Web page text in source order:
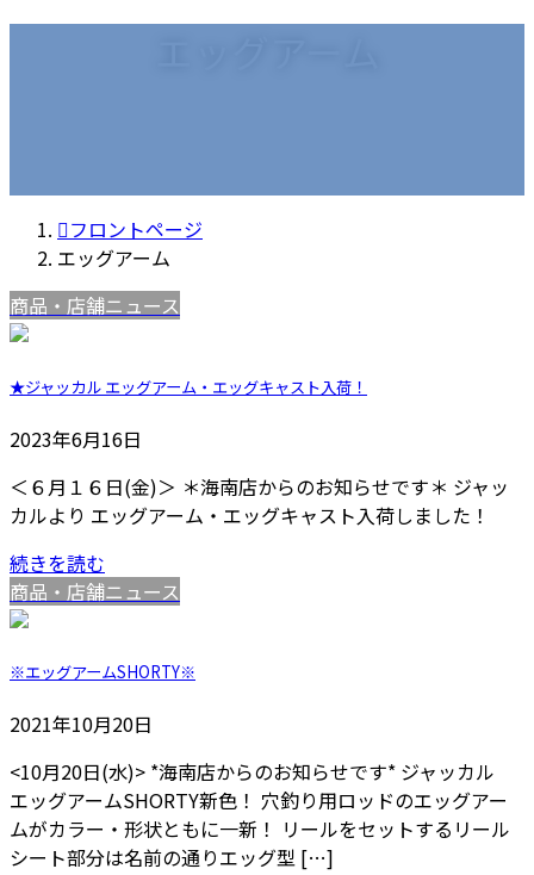
フロントページ
エッグアーム
商品・店舗ニュース
★ジャッカル エッグアーム・エッグキャスト入荷！
2023年6月16日
＜６月１６日(金)＞ ＊海南店からのお知らせです＊ ジャッ
カルより エッグアーム・エッグキャスト入荷しました！
続きを読む
商品・店舗ニュース
※エッグアームSHORTY※
2021年10月20日
<10月20日(水)> *海南店からのお知らせです* ジャッカル
エッグアームSHORTY新色！ 穴釣り用ロッドのエッグアー
ムがカラー・形状ともに一新！ リールをセットするリール
シート部分は名前の通りエッグ型 […]